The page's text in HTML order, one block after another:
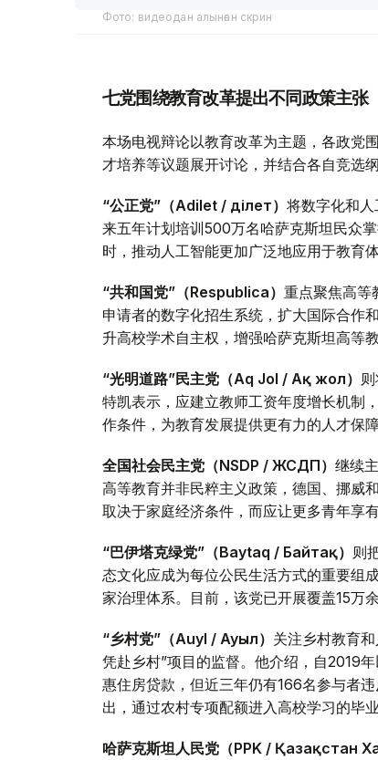
Фото: видеодан алынған скрин
七党围绕教育改革提出不同政策主张
本场电视辩论以教育改革为主题，各政党
才培养等议题展开讨论，并结合各自竞选
“公正党”（Adilet / Әділет） 将数字化和
来五年计划培训500万名哈萨克斯坦民众
时，推动人工智能更加广泛地应用于教育
“共和国党”（Respublica） 重点聚焦高等
申请者的数字化招生系统，扩大国际合作
升高校学术自主权，增强哈萨克斯坦高等
“光明道路”民主党（Aq Jol / Ақ жол）
特凯表示，应建立教师工资年度增长机制
作条件，为教育发展提供更有力的人才保障
全国社会民主党（NSDP / ЖСДП） 继续
高等教育并非民粹主义政策，德国、挪威
取决于家庭经济条件，而应让更多青年享
“巴伊塔克绿党”（Baytaq / Байтақ） 则
态文化应成为每位公民生活方式的重要组
家治理体系。目前，该党已开展覆盖15万
“乡村党”（Auyl / Ауыл） 关注乡村教育
凭赴乡村”项目的监督。他介绍，自2019
惠住房贷款，但近三年仍有166名参与者
出，通过农村专项配额进入高校学习的毕
哈萨克斯坦人民党（PPK / Қазақстан